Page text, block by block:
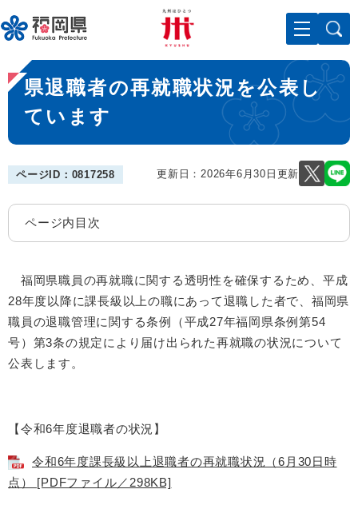
ー
ジ
先
頭
。
メニューを飛ばして本文へ
本
文
県退職者の再就職状況を公表し
ています
ページID：0817258 更新日：2026年6月30日更新
ページ内目次
福岡県職員の再就職に関する透明性を確保するため、平成
28年度以降に課長級以上の職にあって退職した者で、福岡県
職員の退職管理に関する条例（平成27年福岡県条例第54
号）第3条の規定により届け出られた再就職の状況について
公表します。
【令和6年度退職者の状況】
令和6年度課長級以上退職者の再就職状況（6月30日時
点） [PDFファイル／298KB]